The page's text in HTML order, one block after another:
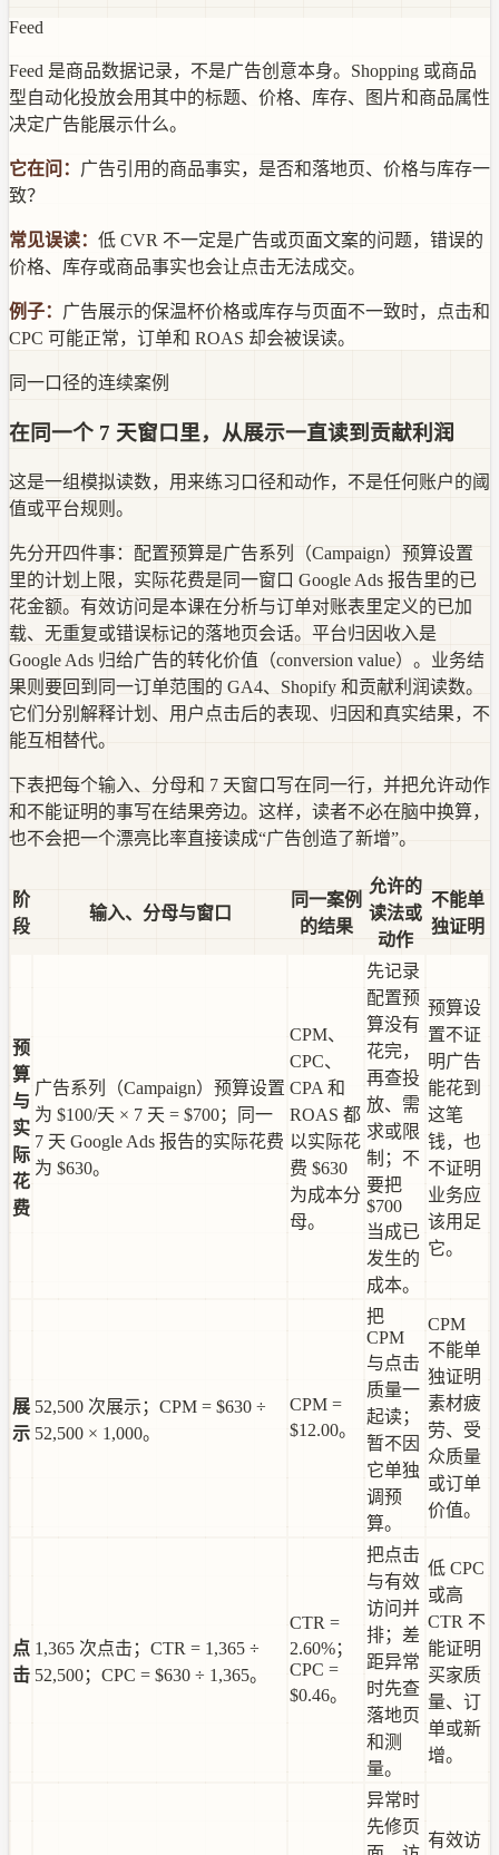
Feed
Feed 是商品数据记录，不是广告创意本身。Shopping 或商品
型自动化投放会用其中的标题、价格、库存、图片和商品属性
决定广告能展示什么。
它在问： 广告引用的商品事实，是否和落地页、价格与库存一
致？
常见误读： 低 CVR 不一定是广告或页面文案的问题，错误的
价格、库存或商品事实也会让点击无法成交。
例子： 广告展示的保温杯价格或库存与页面不一致时，点击和
CPC 可能正常，订单和 ROAS 却会被误读。
同一口径的连续案例
在同一个 7 天窗口里，从展示一直读到贡献利润
这是一组模拟读数，用来练习口径和动作，不是任何账户的阈
值或平台规则。
先分开四件事：配置预算是广告系列（Campaign）预算设置
里的计划上限，实际花费是同一窗口 Google Ads 报告里的已
花金额。有效访问是本课在分析与订单对账表里定义的已加
载、无重复或错误标记的落地页会话。平台归因收入是
Google Ads 归给广告的转化价值（conversion value）。业务结
果则要回到同一订单范围的 GA4、Shopify 和贡献利润读数。
它们分别解释计划、用户点击后的表现、归因和真实结果，不
能互相替代。
下表把每个输入、分母和 7 天窗口写在同一行，并把允许动作
和不能证明的事写在结果旁边。这样，读者不必在脑中换算，
也不会把一个漂亮比率直接读成“广告创造了新增”。
阶
段
输入、分母与窗口
同一案例
的结果
允许的
读法或
动作
不能单
独证明
预
算
与
实
际
花
费
广告系列（Campaign）预算设置
为 $100/天 × 7 天 = $700；同一
7 天 Google Ads 报告的实际花费
为 $630。
CPM、
CPC、
CPA 和
ROAS 都
以实际花
费 $630
为成本分
母。
先记录
配置预
算没有
花完，
再查投
放、需
求或限
制；不
要把
$700
当成已
发生的
成本。
预算设
置不证
明广告
能花到
这笔
钱，也
不证明
业务应
该用足
它。
展
示
52,500 次展示；CPM = $630 ÷
52,500 × 1,000。
CPM =
$12.00。
把
CPM
与点击
质量一
起读；
暂不因
它单独
调预
算。
CPM
不能单
独证明
素材疲
劳、受
众质量
或订单
价值。
点
击
1,365 次点击；CTR = 1,365 ÷
52,500；CPC = $630 ÷ 1,365。
CTR =
2.60%；
CPC =
$0.46。
把点击
与有效
访问并
排；差
距异常
时先查
落地页
和测
量。
低 CPC
或高
CTR 不
能证明
买家质
量、订
单或新
增。
异常时
先修页
有效访